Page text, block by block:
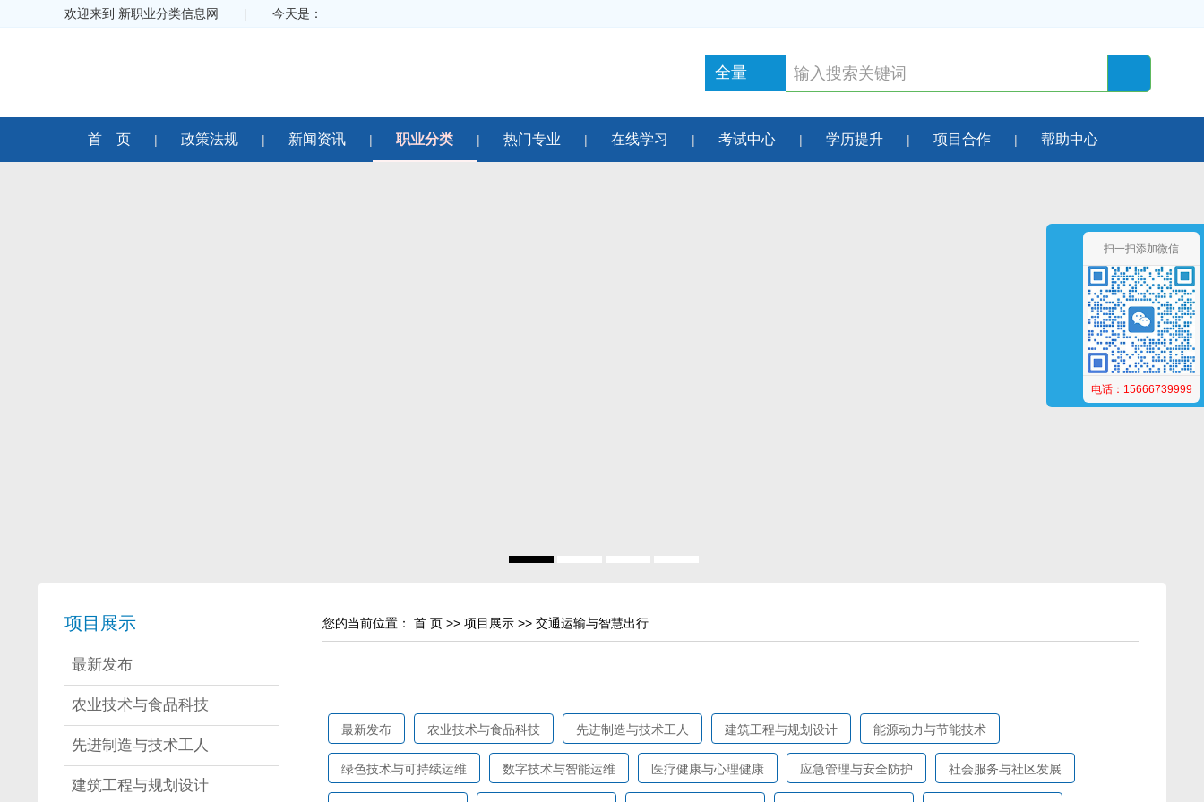
欢迎来到 新职业分类信息网 | 今天是：
全量
首 页 政策法规 新闻资讯 职业分类 热门专业 在线学习 考试中心 学历提升 项目合作 帮助中心
项目展示
最新发布
农业技术与食品科技
先进制造与技术工人
建筑工程与规划设计
您的当前位置： 首 页 >> 项目展示 >> 交通运输与智慧出行
最新发布 农业技术与食品科技 先进制造与技术工人 建筑工程与规划设计 能源动力与节能技术
绿色技术与可持续运维 数字技术与智能运维 医疗健康与心理健康 应急管理与安全防护 社会服务与社区发展
扫一扫添加微信
电话：15666739999